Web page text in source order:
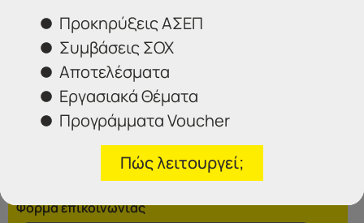
Τηλέφωνα επικοινωνίας
Σέρρες:23213 02583
Αθήνα:210 3000319
26516 08616
Φόρμα επικοινωνίας
Προκηρύξεις ΑΣΕΠ
Συμβάσεις ΣΟΧ
Αποτελέσματα
Εργασιακά Θέματα
Προγράμματα Voucher
Πώς λειτουργεί;